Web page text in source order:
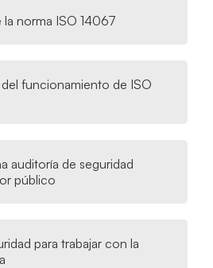
norma ISO 14067
funcionamiento de ISO
auditoría de seguridad
público
para trabajar con la